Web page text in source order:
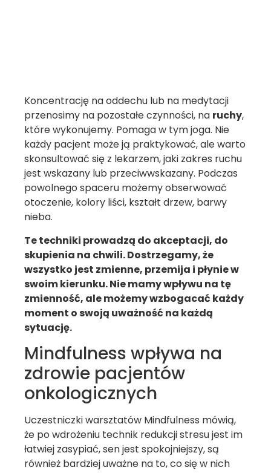
Koncentrację na oddechu lub na medytacji
przenosimy na pozostałe czynności, na ruchy,
które wykonujemy. Pomaga w tym joga. Nie
każdy pacjent może ją praktykować, ale warto
skonsultować się z lekarzem, jaki zakres ruchu
jest wskazany lub przeciwwskazany. Podczas
powolnego spaceru możemy obserwować
otoczenie, kolory liści, kształt drzew, barwy
nieba.
Te techniki prowadzą do akceptacji, do
skupienia na chwili. Dostrzegamy, że
wszystko jest zmienne, przemija i płynie w
swoim kierunku. Nie mamy wpływu na tę
zmienność, ale możemy wzbogacać każdy
moment o swoją uważność na każdą
sytuację.
Mindfulness wpływa na
zdrowie pacjentów
onkologicznych
Uczestniczki warsztatów Mindfulness mówią,
że po wdrożeniu technik redukcji stresu jest im
łatwiej zasypiać, sen jest spokojniejszy, są
również bardziej uważne na to, co się w nich